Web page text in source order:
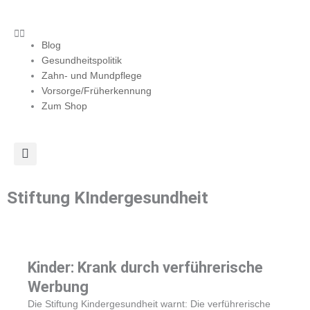
springen
Blog
Gesundheitspolitik
Zahn- und Mundpflege
Vorsorge/Früherkennung
Zum Shop
Stiftung KIndergesundheit
Kinder: Krank durch verführerische
Werbung
Die Stiftung Kindergesundheit warnt: Die verführerische